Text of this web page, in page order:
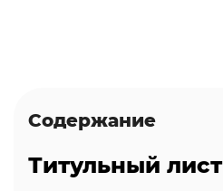
Содержание
Титульный лист